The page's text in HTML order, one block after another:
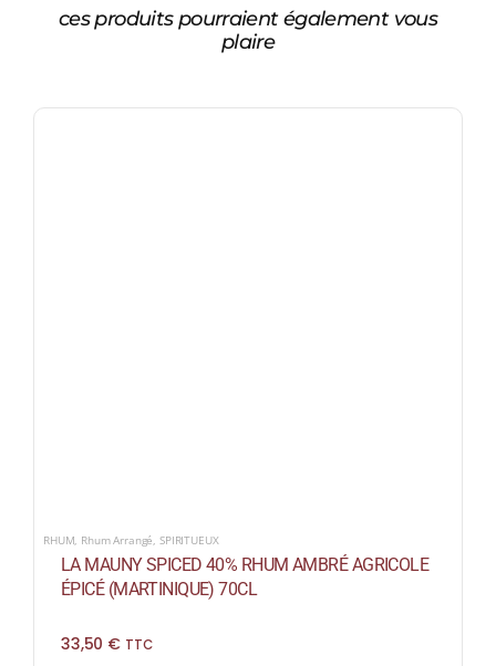
ces produits pourraient également vous
plaire
RHUM, Rhum Arrangé, SPIRITUEUX
LA MAUNY SPICED 40% RHUM AMBRÉ AGRICOLE
ÉPICÉ (MARTINIQUE) 70CL
33,50 € TTC